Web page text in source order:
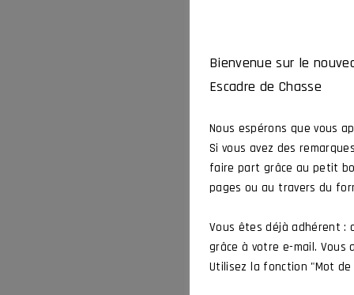
Bienvenue sur le
Escadre de Chasse
Nous espérons que vous
Si vous avez des
faire part grâce au petit
pages ou au travers du
Vous êtes déjà adhérent :
grâce à votre e-mail. Vous
Utilisez la fonction "Mot